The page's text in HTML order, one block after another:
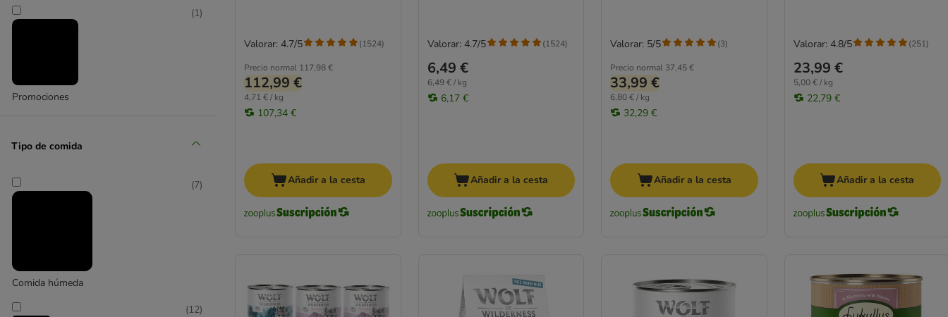
Promociones
(1)
Tipo de comida
Comida húmeda
(7)
(12)
Precio normal 117,98 €
112,99 €
4,71 € / kg
107,34 €
Valorar: 4.7/5 (1524)
Añadir a la cesta
6,49 €
6,49 € / kg
6,17 €
Valorar: 4.7/5 (1524)
Añadir a la cesta
Precio normal 37,45 €
33,99 €
6,80 € / kg
32,29 €
Valorar: 5/5 (3)
Añadir a la cesta
23,99 €
5,00 € / kg
22,79 €
Valorar: 4.8/5 (251)
Añadir a la cesta